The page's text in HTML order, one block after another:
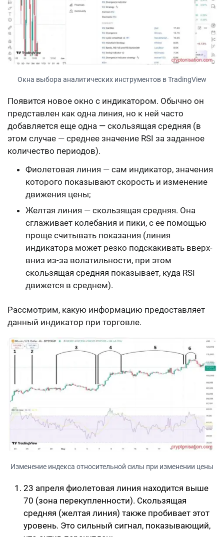
Окна выбора аналитических инструментов в TradingView
Появится новое окно с индикатором. Обычно он
представлен как одна линия, но к ней часто
добавляется еще одна — скользящая средняя (в
этом случае — среднее значение RSI за заданное
количество периодов).
Фиолетовая линия — сам индикатор, значения
которого показывают скорость и изменение
движения цены;
Желтая линия — скользящая средняя. Она
сглаживает колебания и пики, с ее помощью
проще считывать показания (линия
индикатора может резко подскакивать вверх-
вниз из-за волатильности, при этом
скользящая средняя показывает, куда RSI
движется в среднем).
Рассмотрим, какую информацию предоставляет
данный индикатор при торговле.
Изменение индекса относительной силы при изменении цены
23 апреля фиолетовая линия находится выше
70 (зона перекупленности). Скользящая
средняя (желтая линия) также пробивает этот
уровень. Это сильный сигнал, показывающий,